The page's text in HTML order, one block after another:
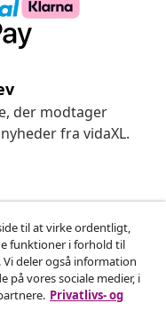
der modtager
fra vidaXL.
din ordre.
til at virke ordentligt,
funktioner i forhold til
deler også information
på vores sociale medier, i
Privatlivs- og